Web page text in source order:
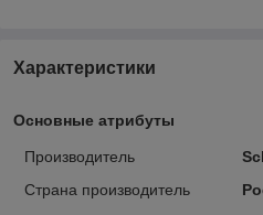
Характеристики
Основные атрибуты
Производитель
Страна производитель